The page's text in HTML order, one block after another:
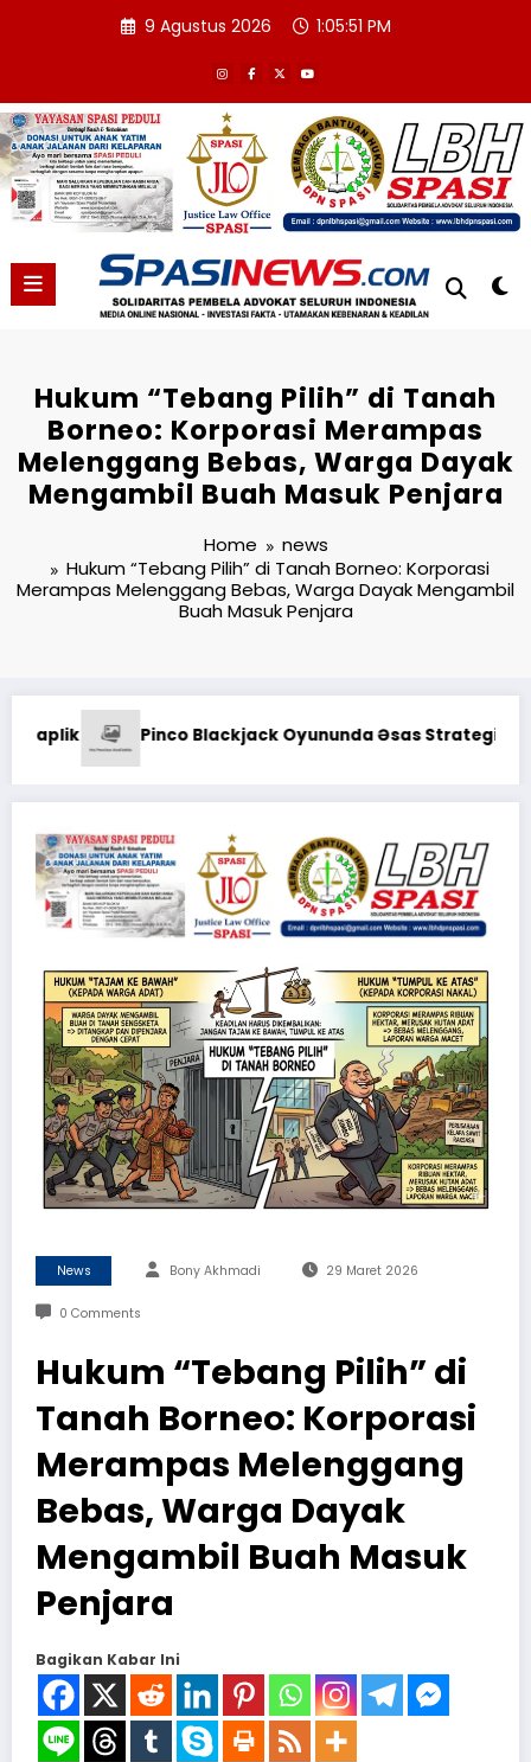
9 Agustus 2026 1:05:52 PM
Hukum “Tebang Pilih” di Tanah
Borneo: Korporasi Merampas
Melenggang Bebas, Warga Dayak
Mengambil Buah Masuk Penjara
Home
news
Hukum “Tebang Pilih” di Tanah Borneo: Korporasi
Merampas Melenggang Bebas, Warga Dayak Mengambil
Buah Masuk Penjara
Şans və Bacarıq Balansı – BetAz Oyununa İcmal
Kodaeral XII Gelar Ziarah
News Bony Akhmadi 29 Maret 2026
0 Comments
Hukum “Tebang Pilih” di
Tanah Borneo: Korporasi
Merampas Melenggang
Bebas, Warga Dayak
Mengambil Buah Masuk
Penjara
Bagikan Kabar Ini